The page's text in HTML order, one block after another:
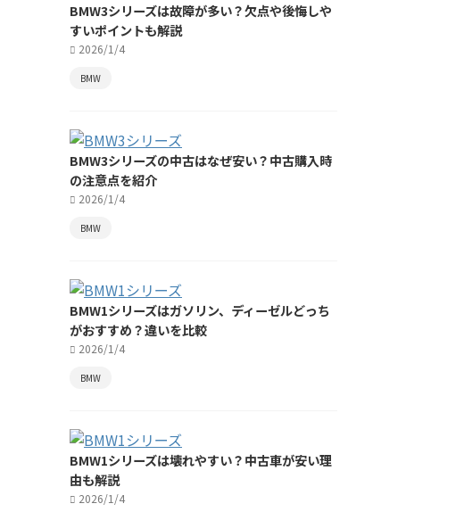
BMW3シリーズは故障が多い？欠点や後悔しや
すいポイントも解説
2026/1/4
BMW
BMW3シリーズの中古はなぜ安い？中古購入時
の注意点を紹介
2026/1/4
BMW
BMW1シリーズはガソリン、ディーゼルどっち
がおすすめ？違いを比較
2026/1/4
BMW
BMW1シリーズは壊れやすい？中古車が安い理
由も解説
2026/1/4